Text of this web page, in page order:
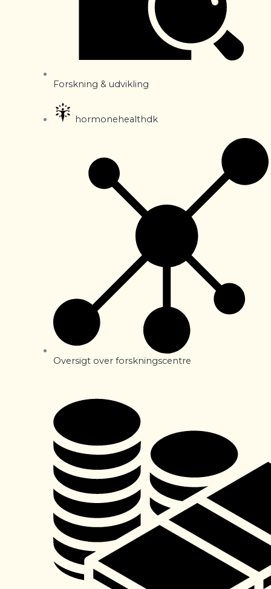
Forskning & udvikling
hormonehealthdk
Oversigt over forskningscentre